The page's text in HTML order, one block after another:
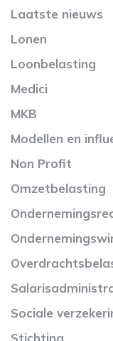
Laatste nieuws
Lonen
Loonbelasting
Medici
MKB
Modellen en
Non Profit
Omzetbelasting
Sociale
Stichting